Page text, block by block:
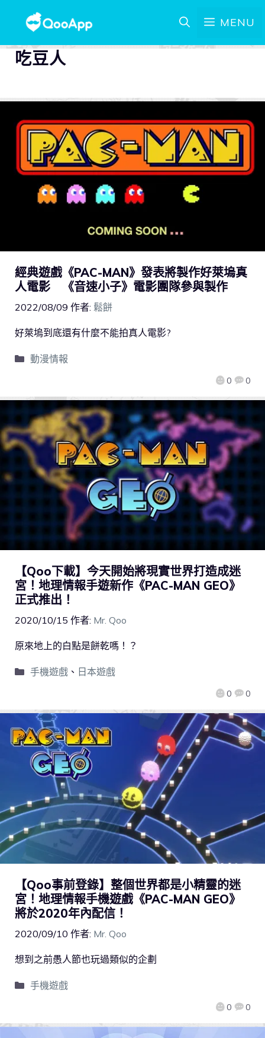
MENU
吃豆人
經典遊戲《PAC-MAN》發表將製作好萊塢真
人電影 《音速小子》電影團隊參與製作
2022/08/09 作者: 鬆餅
0 0
好萊塢到底還有什麼不能拍真人電影?
動漫情報
【Qoo下載】今天開始將現實世界打造成迷
宮！地理情報手遊新作《PAC-MAN GEO》
正式推出！
2020/10/15 作者: Mr. Qoo
0 0
原來地上的白點是餅乾嗎！？
手機遊戲、 日本遊戲
【Qoo事前登錄】整個世界都是小精靈的迷
宮！地理情報手機遊戲《PAC-MAN GEO》
將於2020年內配信！
2020/09/10 作者: Mr. Qoo
0 0
想到之前愚人節也玩過類似的企劃
手機遊戲